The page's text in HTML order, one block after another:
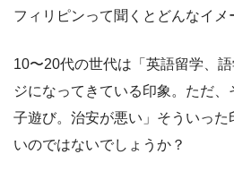
フィリピンって聞くとどんなイメ
10〜20代の世代は「英語留学、
ジになってきている印象。ただ
子遊び。治安が悪い」そういっ
いのではないでしょうか？